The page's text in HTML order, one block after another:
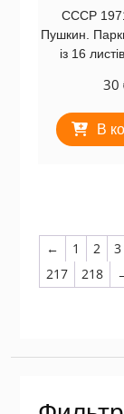
СССР
Пушкин.
із 16
30
В
← 1 2 3
217
218